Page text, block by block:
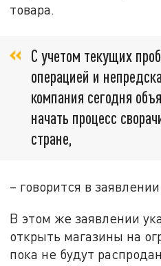
товара.
С учетом текущих
операцией и
компания сегодня
начать процесс
стране,
– говорится в
В этом же заявлении
открыть магазины на
пока не будут